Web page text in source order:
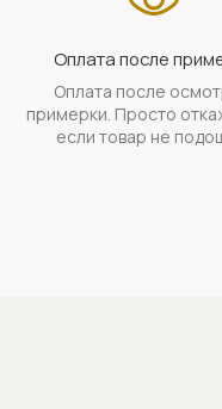
Оплата после
Оплата после
примерки. Просто
если товар не